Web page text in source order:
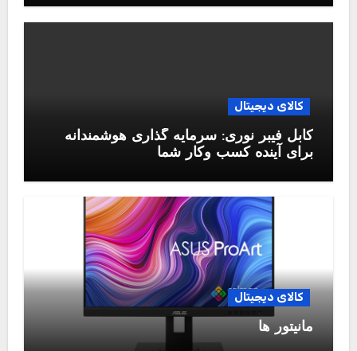
کالای دیجیتال
کابل فیبر نوری: سرمایه گذاری هوشمندانه
برای آینده کسب وکار شما
کالای دیجیتال
مانیتور ها